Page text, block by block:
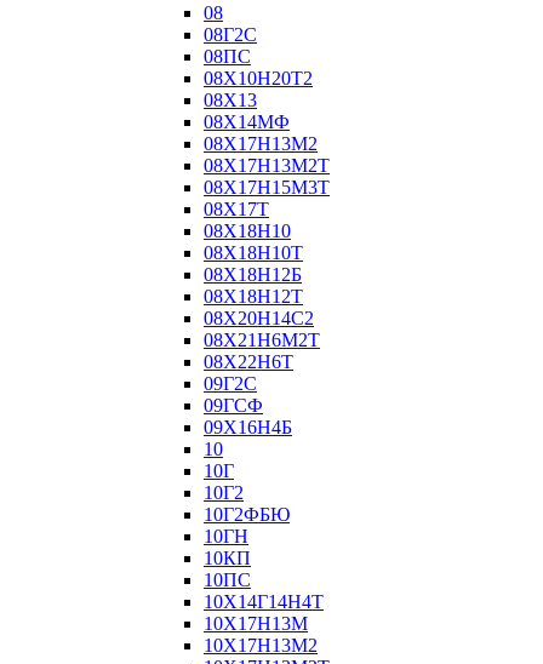
08
08Г2С
08ПС
08Х10Н20Т2
08Х13
08Х14МФ
08Х17Н13М2
08Х17Н13М2Т
08Х17Н15М3Т
08Х17Т
08Х18Н10
08Х18Н10Т
08Х18Н12Б
08Х18Н12Т
08Х20Н14С2
08Х21Н6М2Т
08Х22Н6Т
09Г2С
09ГСФ
09Х16Н4Б
10
10Г
10Г2
10Г2ФБЮ
10ГН
10КП
10ПС
10Х14Г14Н4Т
10Х17Н13М
10Х17Н13М2